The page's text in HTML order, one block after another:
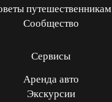
путешественникам
Сообщество
Сервисы
Аренда авто
Экскурсии